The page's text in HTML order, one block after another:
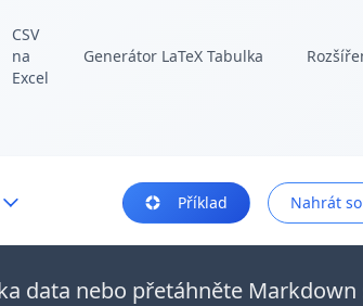
CSV
na
Excel
Generátor LaTeX Tabulka
Příklad Nahrát
data nebo přetáhněte